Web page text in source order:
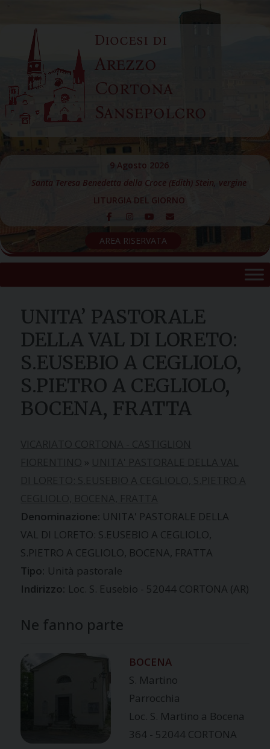
content
Diocesi di
Arezzo
Cortona
Sansepolcro
9 Agosto 2026
Santa Teresa Benedetta della Croce (Edith) Stein, vergine
LITURGIA DEL GIORNO
AREA RISERVATA
UNITA’ PASTORALE
DELLA VAL DI LORETO:
S.EUSEBIO A CEGLIOLO,
S.PIETRO A CEGLIOLO,
BOCENA, FRATTA
»
UNITA' PASTORALE DELLA
VAL DI LORETO: S.EUSEBIO A CEGLIOLO,
S.PIETRO A CEGLIOLO, BOCENA, FRATTA
Tipo: Unità pastorale
Indirizzo: Loc. S. Eusebio - 52044 CORTONA (AR)
Ne fanno parte
BOCENA
S. Martino
Parrocchia
Loc. S. Martino a Bocena
364 - 52044 CORTONA